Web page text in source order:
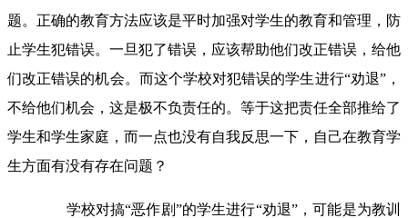
题。正确的教育方法应该是平时加强对学生的教育和管理，防
止学生犯错误。一旦犯了错误，应该帮助他们改正错误，给他
们改正错误的机会。而这个学校对犯错误的学生进行“劝退”，
不给他们机会，这是极不负责任的。等于这把责任全部推给了
学生和学生家庭，而一点也没有自我反思一下，自己在教育学
生方面有没有存在问题 ？
学校对搞“恶作剧”的学生进行“劝退” ，可能是为教训